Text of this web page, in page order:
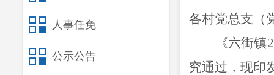
人事任免
公示公告
各村党总支（
《六街镇
究通过，现印